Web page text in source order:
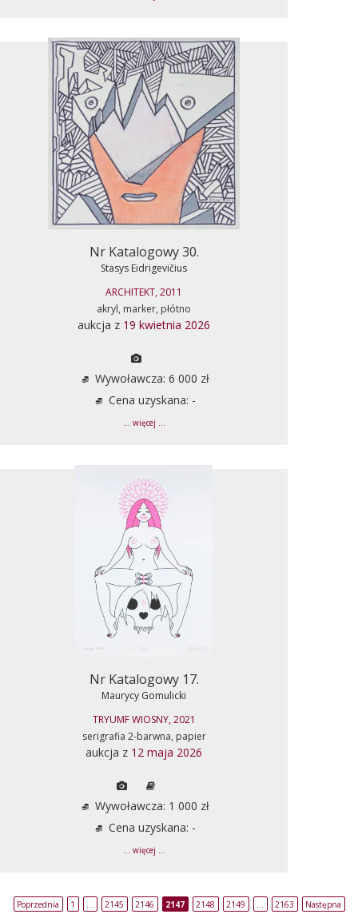
Nr Katalogowy 30.
Stasys Eidrigevičius
ARCHITEKT, 2011
akryl, marker, płótno
aukcja z 19 kwietnia 2026
Wywoławcza: 6 000 zł
Cena uzyskana: -
... więcej ...
Nr Katalogowy 17.
Maurycy Gomulicki
TRYUMF WIOSNY, 2021
serigrafia 2-barwna, papier
aukcja z 12 maja 2026
Wywoławcza: 1 000 zł
Cena uzyskana: -
... więcej ...
Poprzednia 1 2145 2146 2147 2148 2149 2163 Następna